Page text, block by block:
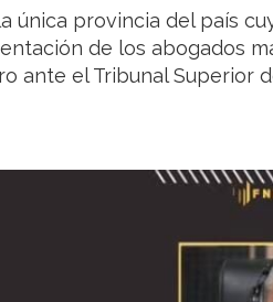
única provincia del país
de los abogados
ante el Tribunal Superior